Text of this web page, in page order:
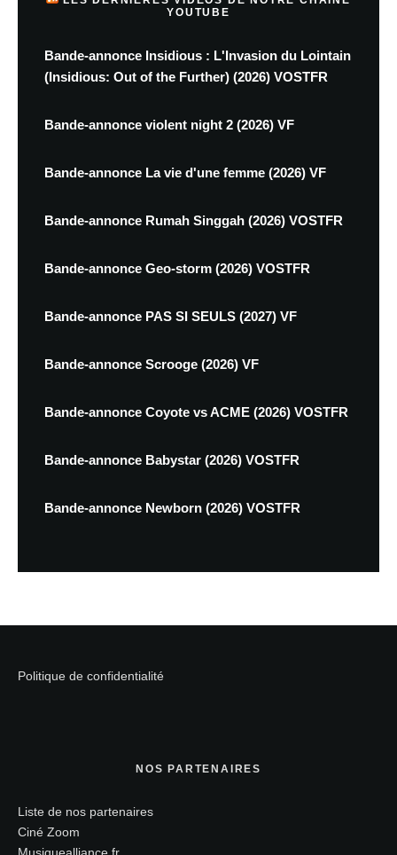
YOUTUBE
Bande-annonce Insidious : L'Invasion du Lointain
(Insidious: Out of the Further) (2026) VOSTFR
Bande-annonce violent night 2 (2026) VF
Bande-annonce La vie d'une femme (2026) VF
Bande-annonce Rumah Singgah (2026) VOSTFR
Bande-annonce Geo-storm (2026) VOSTFR
Bande-annonce PAS SI SEULS (2027) VF
Bande-annonce Scrooge (2026) VF
Bande-annonce Coyote vs ACME (2026) VOSTFR
Bande-annonce Babystar (2026) VOSTFR
Bande-annonce Newborn (2026) VOSTFR
Politique de confidentialité
NOS PARTENAIRES
Liste de nos partenaires
Ciné Zoom